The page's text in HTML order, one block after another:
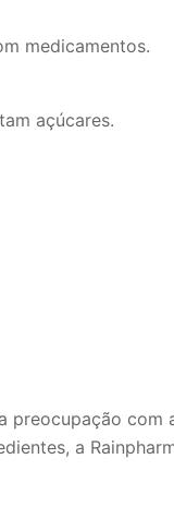
medicamentos.
açúcares.
preocupação com
a